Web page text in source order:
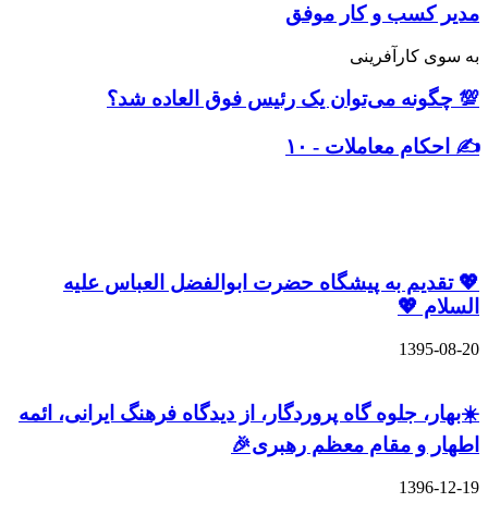
مدیر کسب و کار موفق
به سوی کارآفرینی
💯 چگونه می‌توان یک رئیس فوق العاده شد؟
✍️ احکام معاملات - ۱۰
💖 تقدیم به پیشگاه حضرت ابوالفضل العباس علیه
السلام 💖
1395-08-20
☀️بهار، جلوه گاه پروردگار، از دیدگاه فرهنگ ایرانی، ائمه
اطهار و مقام معظم رهبری🎉
1396-12-19